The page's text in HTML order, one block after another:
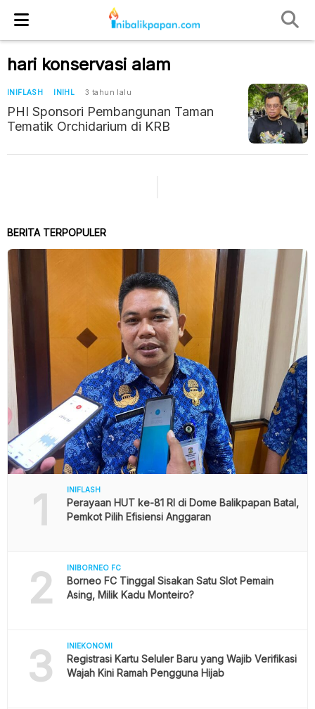
hari konservasi alam
INIFLASH INIHL 3 tahun lalu
PHI Sponsori Pembangunan Taman
Tematik Orchidarium di KRB
BERITA TERPOPULER
1 INIFLASH
Perayaan HUT ke-81 RI di Dome Balikpapan Batal,
Pemkot Pilih Efisiensi Anggaran
2 INIBORNEO FC
Borneo FC Tinggal Sisakan Satu Slot Pemain
Asing, Milik Kadu Monteiro?
3 INIEKONOMI
Registrasi Kartu Seluler Baru yang Wajib Verifikasi
Wajah Kini Ramah Pengguna Hijab